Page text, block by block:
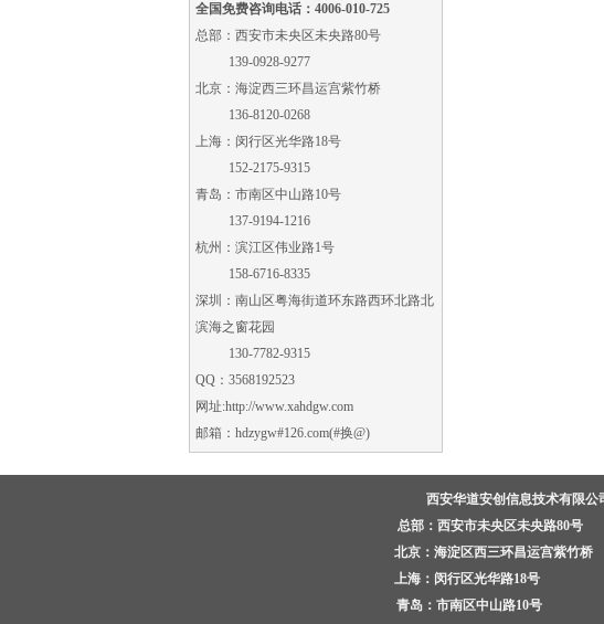
全国免费咨询电话：4006-010-725
总部：西安市未央区未央路80号
139-0928-9277
北京：海淀西三环昌运宫紫竹桥
136-8120-0268
上海：闵行区光华路18号
152-2175-9315
青岛：市南区中山路10号
137-9194-1216
杭州：滨江区伟业路1号
158-6716-8335
深圳：南山区粤海街道环东路西环北路北
滨海之窗花园
130-7782-9315
QQ：3568192523
网址:http://www.xahdgw.com
邮箱：hdzygw#126.com(#换@)
西安华道安创信息技术有
总部：西安市未央区未央路80号
北京：海淀区西三环昌运宫紫竹
上海：闵行区光华路18号 电
青岛：市南区中山路10号 电